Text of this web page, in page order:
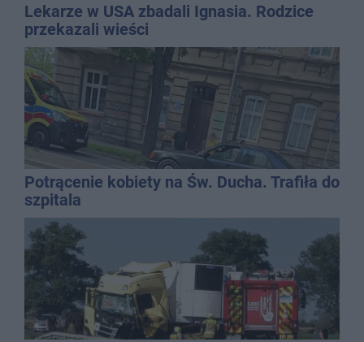
Lekarze w USA zbadali Ignasia. Rodzice
przekazali wieści
Potrącenie kobiety na Św. Ducha. Trafiła do
szpitala